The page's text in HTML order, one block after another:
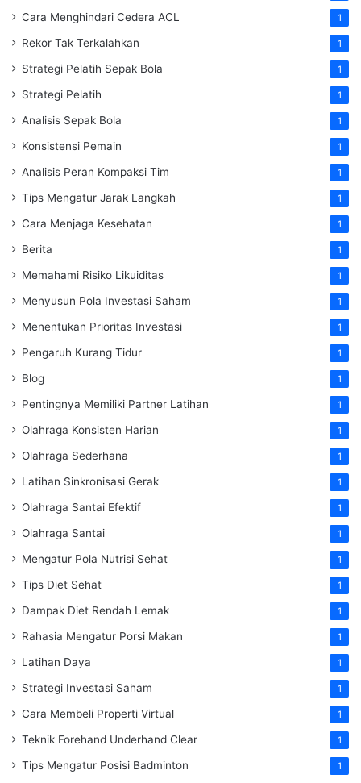
Cara Menghindari Cedera ACL 1
Rekor Tak Terkalahkan 1
Strategi Pelatih Sepak Bola 1
Strategi Pelatih 1
Analisis Sepak Bola 1
Konsistensi Pemain 1
Analisis Peran Kompaksi Tim 1
Tips Mengatur Jarak Langkah 1
Cara Menjaga Kesehatan 1
Berita 1
Memahami Risiko Likuiditas 1
Menyusun Pola Investasi Saham 1
Menentukan Prioritas Investasi 1
Pengaruh Kurang Tidur 1
Blog 1
Pentingnya Memiliki Partner Latihan 1
Olahraga Konsisten Harian 1
Olahraga Sederhana 1
Latihan Sinkronisasi Gerak 1
Olahraga Santai Efektif 1
Olahraga Santai 1
Mengatur Pola Nutrisi Sehat 1
Tips Diet Sehat 1
Dampak Diet Rendah Lemak 1
Rahasia Mengatur Porsi Makan 1
Latihan Daya 1
Strategi Investasi Saham 1
Cara Membeli Properti Virtual 1
Teknik Forehand Underhand Clear 1
Tips Mengatur Posisi Badminton 1